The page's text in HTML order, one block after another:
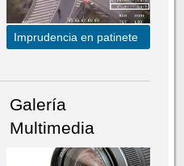
Imprudencia en patinete
Galería
Multimedia